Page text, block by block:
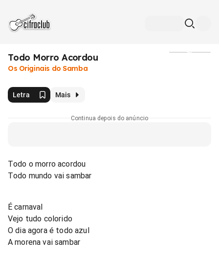
Todo Morro Acordou
Os Originais do Samba
Letra Mais
Continua depois do anúncio
Todo o morro acordou
Todo mundo vai sambar
É carnaval
Vejo tudo colorido
O dia agora é todo azul
A morena vai sambar